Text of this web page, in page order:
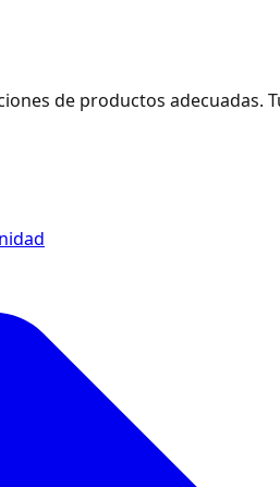
de productos adecuadas.